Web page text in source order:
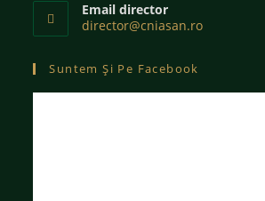
Email director
director@cniasan.ro
Suntem Și Pe Facebook